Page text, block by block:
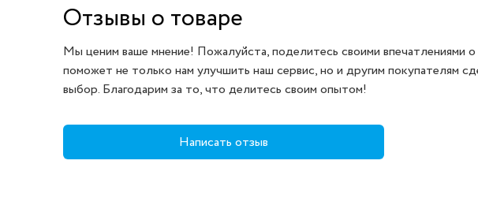
Отзывы о товаре
Мы ценим ваше мнение! Пожалуйста, поделитесь своими впечатлениями
поможет не только нам улучшить наш сервис, но и другим покупателям
выбор. Благодарим за то, что делитесь своим опытом!
Написать отзыв